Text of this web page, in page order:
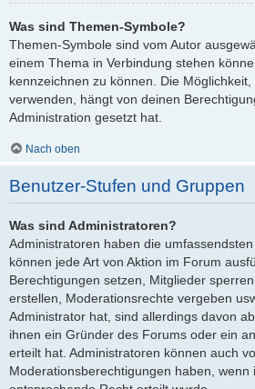
Was sind Themen-Symbole?
Themen-Symbole sind vom Autor
einem Thema in Verbindung stehen
kennzeichnen zu können. Die
verwenden, hängt von deinen
Administration gesetzt hat.
Nach oben
Benutzer-Stufen und Gruppen
Was sind Administratoren?
Administratoren haben die
können jede Art von Aktion im Forum
Berechtigungen setzen, Mitglieder
erstellen, Moderationsrechte vergeben
Administrator hat, sind allerdings davon
ihnen ein Gründer des Forums oder ein
erteilt hat. Administratoren können auch
Moderationsberechtigungen haben, wenn